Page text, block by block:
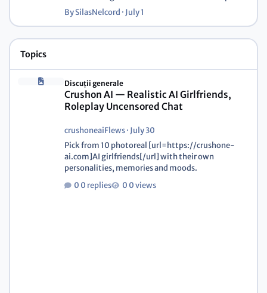
BySilasNelcord · July 1
Topics
Discuții generale
Crushon AI — Realistic AI Girlfriends,
Roleplay Uncensored Chat
crushoneaiFlews· July 30
Pick from 10 photoreal [url=https://crushone-
ai.com]AI girlfriends[/url] with their own
personalities, memories and moods.
0 replies
0 views